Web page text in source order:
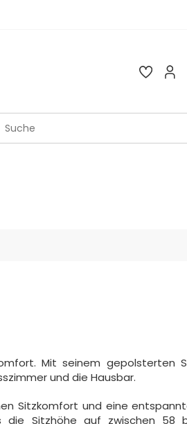
Mit seinem gepolsterten
und die Hausbar.
Sitzkomfort und eine
die Sitzhöhe auf zwischen 58